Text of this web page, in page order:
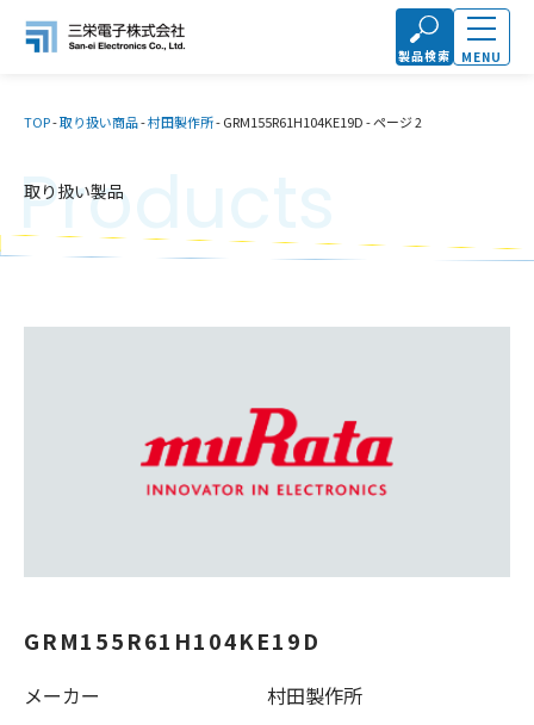
製品検索 MENU
TOP-取り扱い商品-村田製作所-GRM155R61H104KE19D-ページ 2
取り扱い製品
Products
GRM155R61H104KE19D
メーカー 村田製作所